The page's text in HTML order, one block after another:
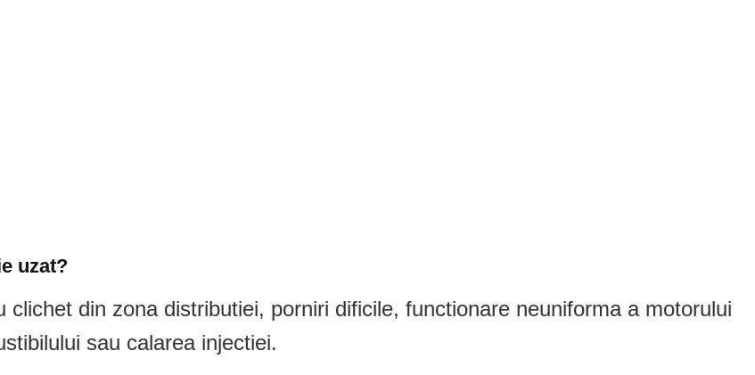
uzat?
din zona distributiei, porniri dificile, functionare neuniforma a motorului
sau calarea injectiei.